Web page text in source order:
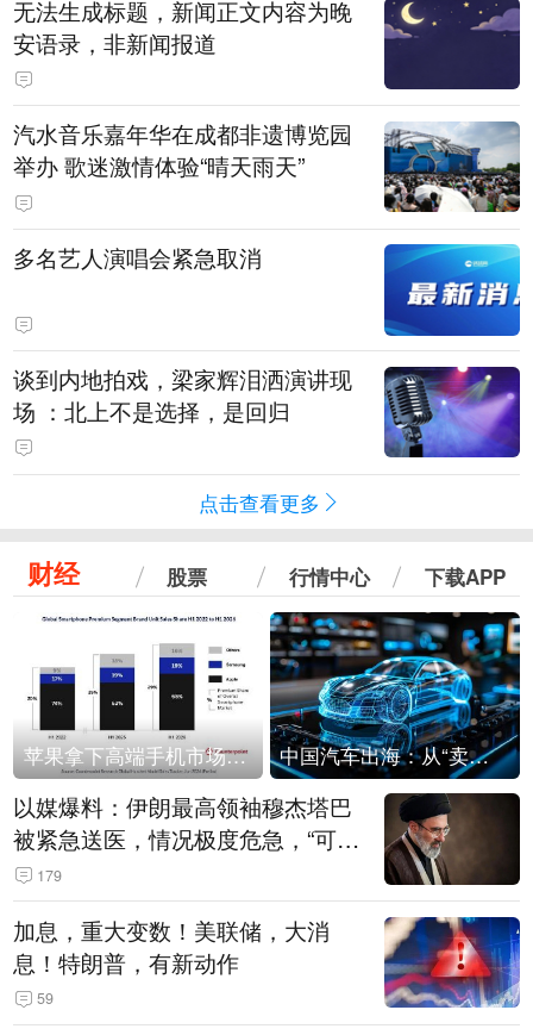
无法生成标题，新闻正文内容为晚
安语录，非新闻报道
汽水音乐嘉年华在成都非遗博览园
举办 歌迷激情体验“晴天雨天”
多名艺人演唱会紧急取消
谈到内地拍戏，梁家辉泪洒演讲现
场 ：北上不是选择，是回归
点击查看更多
财经 股票 行情中心 下载APP
苹果拿下高端手机市场65%的份额：iPhone 17系列功不可没 中国汽车出海：从“卖出去”到“走进去”
以媒爆料：伊朗最高领袖穆杰塔巴
被紧急送医，情况极度危急，“可能
随时会死去”
179
加息，重大变数！美联储，大消
息！特朗普，有新动作
59